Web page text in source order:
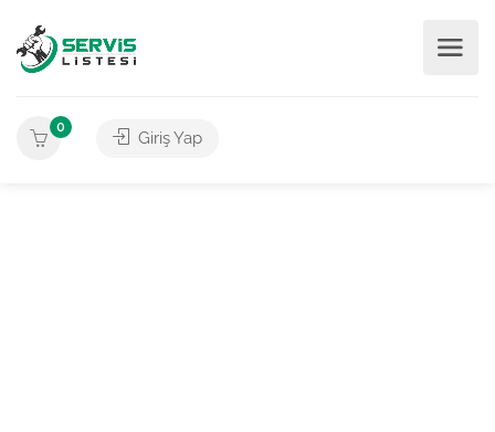
0
Giriş Yap